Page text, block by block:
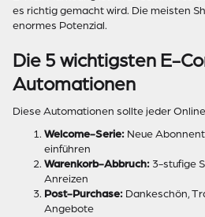
es richtig gemacht wird. Die meisten
enormes Potenzial.
Die 5 wichtigsten E-
Automationen
Diese Automationen sollte jeder
Welcome-Serie: Neue
einführen
Warenkorb-Abbruch: 3-stufige
Anreizen
Post-Purchase: Dankeschön,
Angebote